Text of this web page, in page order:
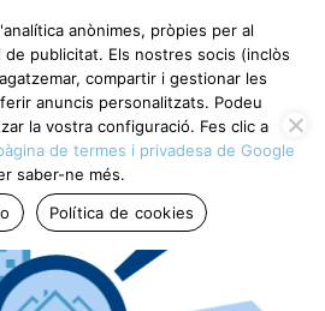
anònimes, pròpies per al
publicitat. Els nostres socis (inclòs
compartir i gestionar les
anuncis personalitzats. Podeu
la vostra configuració. Fes clic a
de termes i privadesa de Google
saber-ne més.
Política de cookies